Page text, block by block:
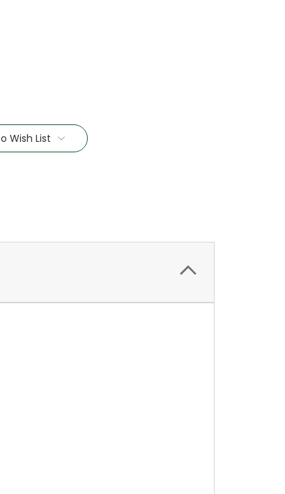
Wish List